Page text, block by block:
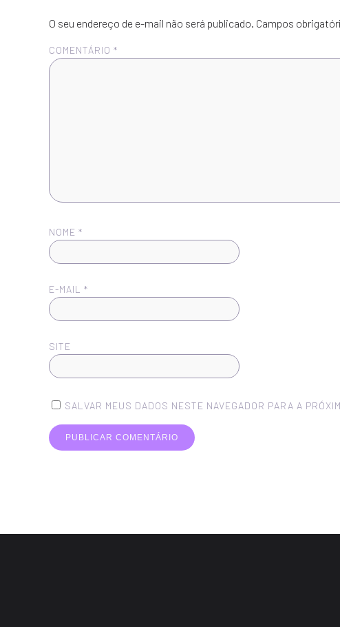
O seu endereço de e-mail não será publicado. Campos
COMENTÁRIO *
NOME *
E-MAIL *
SITE
SALVAR MEUS DADOS NESTE NAVEGADOR PARA A